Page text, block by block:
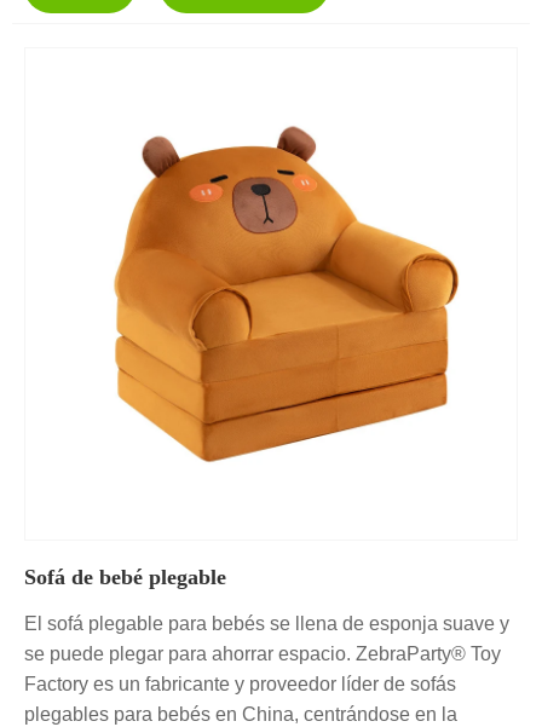
Sofá de bebé plegable
El sofá plegable para bebés se llena de esponja suave y
se puede plegar para ahorrar espacio. ZebraParty® Toy
Factory es un fabricante y proveedor líder de sofás
plegables para bebés en China, centrándose en la